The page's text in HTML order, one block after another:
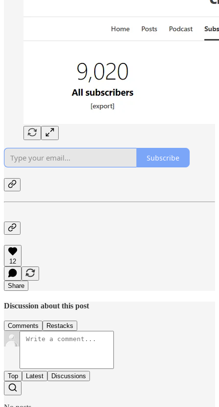
Subscribe
12
Share
Discussion about this post
Comments Restacks
Top Latest Discussions